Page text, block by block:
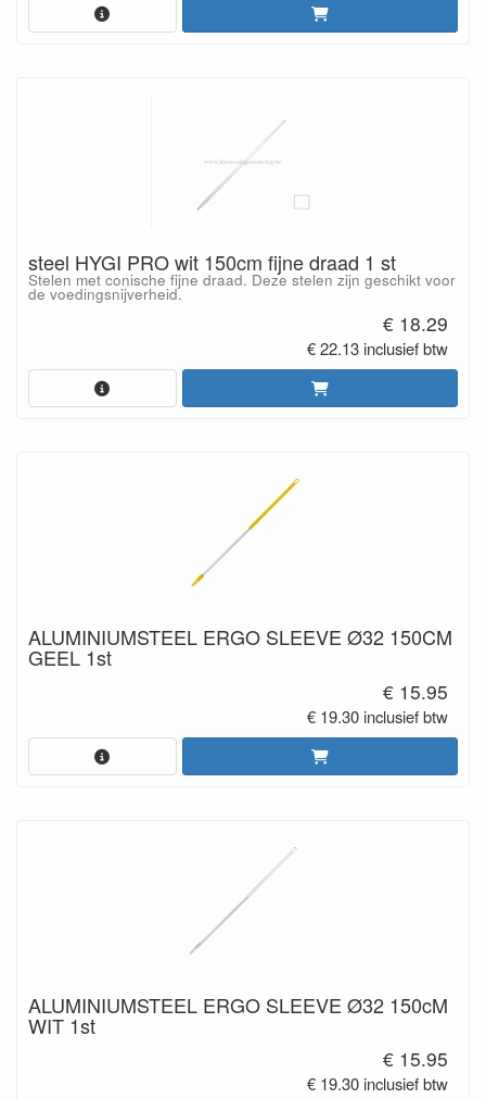
steel HYGI PRO wit 150cm fijne draad 1 st
Stelen met conische fijne draad. Deze stelen zijn geschikt voor
de voedingsnijverheid.
€ 18.29
€ 22.13 inclusief btw
ALUMINIUMSTEEL ERGO SLEEVE Ø32 150CM
GEEL 1st
€ 15.95
€ 19.30 inclusief btw
ALUMINIUMSTEEL ERGO SLEEVE Ø32 150cM
WIT 1st
€ 15.95
€ 19.30 inclusief btw